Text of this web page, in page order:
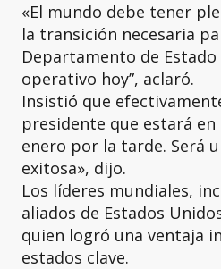
«El mundo debe tener
la transición necesaria
Departamento de
operativo hoy”, aclaró.
Insistió que
presidente que estará en
enero por la tarde. Será
exitosa», dijo.
Los líderes mundiales,
aliados de Estados
quien logró una ventaja
estados clave.